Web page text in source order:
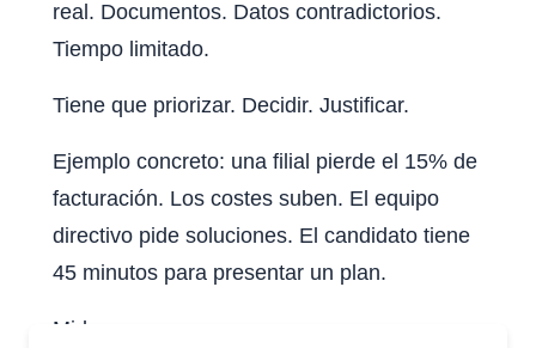
real. Documentos. Datos contradictorios.
Tiempo limitado.
Tiene que priorizar. Decidir. Justificar.
Ejemplo concreto: una filial pierde el 15% de
facturación. Los costes suben. El equipo
directivo pide soluciones. El candidato tiene
45 minutos para presentar un plan.
Mides: